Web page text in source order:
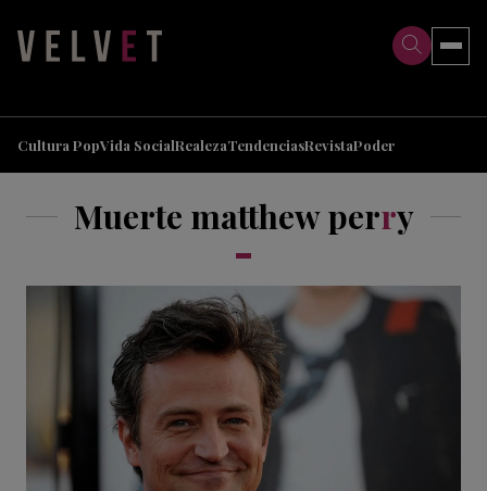
Cultura PopVida SocialRealezaTendenciasRevistaPoder
Muerte matthew perry